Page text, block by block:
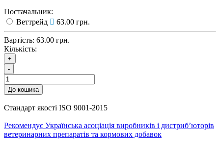
Постачальник:
Веттрейд
63.00 грн.
Вартість: 63.00 грн.
Кількість:
+
-
До кошика
Стандарт якості ISO 9001-2015
Рекомендує Українська асоціація виробників і дистриб’юторів
ветеринарних препаратів та кормових добавок